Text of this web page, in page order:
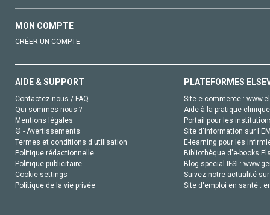
MON COMPTE
CRÉER UN COMPTE
AIDE & SUPPORT
Contactez-nous / FAQ
Qui sommes-nous ?
Mentions légales
© - Avertissements
Termes et conditions d'utilisation
Politique rédactionnelle
Politique publicitaire
Cookie settings
Politique de la vie privée
PLATEFORMES
Site e-commerce :
Aide à la pratique
Portail pour les
Site d'information sur
E-learning pour les
Bibliothèque d'e-books
Blog special IFSI :
Suivez notre actualité
Site d'emploi en santé :